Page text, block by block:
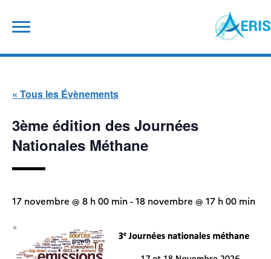
content
« Tous les Évènements
3ème édition des Journées
Nationales Méthane
17 novembre @ 8 h 00 min-18 novembre @ 17 h 00 min